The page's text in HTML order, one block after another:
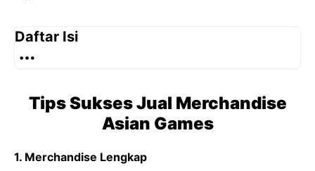
Daftar Isi
Tips Sukses Jual Merchandise
Asian Games
1. Merchandise Lengkap